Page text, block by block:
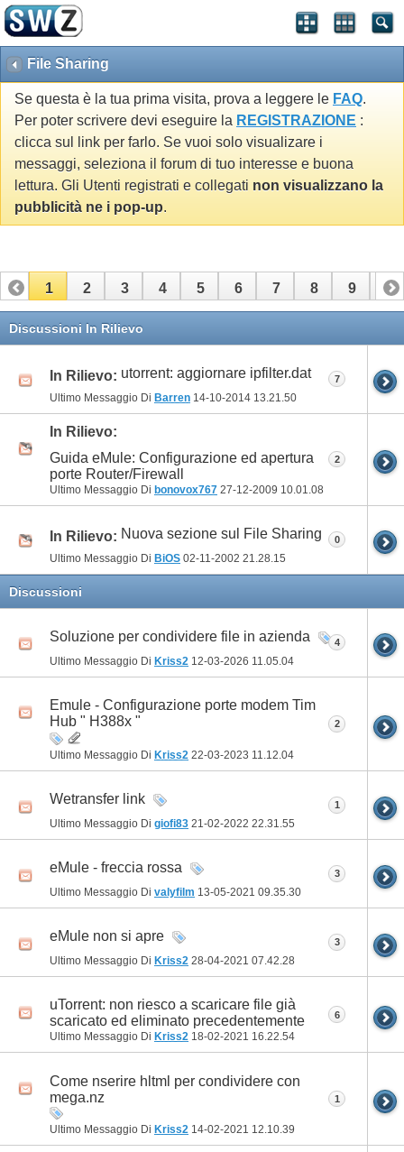
File Sharing
Se questa è la tua prima visita, prova a leggere le FAQ.
Per poter scrivere devi eseguire la REGISTRAZIONE :
clicca sul link per farlo. Se vuoi solo visualizare i
messaggi, seleziona il forum di tuo interesse e buona
lettura. Gli Utenti registrati e collegati non visualizzano la
pubblicità ne i pop-up.
1 2 3 4 5 6 7 8 9 10
11 12 13
Discussioni In Rilievo
In Rilievo: utorrent: aggiornare ipfilter.dat
Ultimo Messaggio Di Barren 14-10-2014 13.21.50
7
In Rilievo:
Guida eMule: Configurazione ed apertura
porte Router/Firewall
Ultimo Messaggio Di bonovox767 27-12-2009 10.01.08
2
In Rilievo: Nuova sezione sul File Sharing
Ultimo Messaggio Di BiOS 02-11-2002 21.28.15
0
Discussioni
Soluzione per condividere file in azienda
Ultimo Messaggio Di Kriss2 12-03-2026 11.05.04
4
Emule - Configurazione porte modem Tim
Hub " H388x "
Ultimo Messaggio Di Kriss2 22-03-2023 11.12.04
2
Wetransfer link
Ultimo Messaggio Di giofi83 21-02-2022 22.31.55
1
eMule - freccia rossa
Ultimo Messaggio Di valyfilm 13-05-2021 09.35.30
3
eMule non si apre
Ultimo Messaggio Di Kriss2 28-04-2021 07.42.28
3
uTorrent: non riesco a scaricare file già
scaricato ed eliminato precedentemente
Ultimo Messaggio Di Kriss2 18-02-2021 16.22.54
6
Come nserire hltml per condividere con
mega.nz
Ultimo Messaggio Di Kriss2 14-02-2021 12.10.39
1